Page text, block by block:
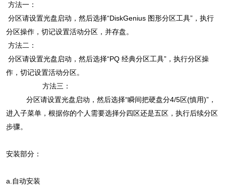
方法一：
分区请设置光盘启动，然后选择“DiskGenius 图形分区工具”，执行
分区操作，切记设置活动分区，并存盘。
方法二：
分区请设置光盘启动，然后选择“PQ 经典分区工具”，执行分区操
作，切记设置活动分区。
方法三：
分区请设置光盘启动，然后选择“瞬间把硬盘分4/5区(慎用)”，
进入子菜单，根据你的个人需要选择分四区还是五区，执行后续分区
步骤。
安装部分：
a.自动安装